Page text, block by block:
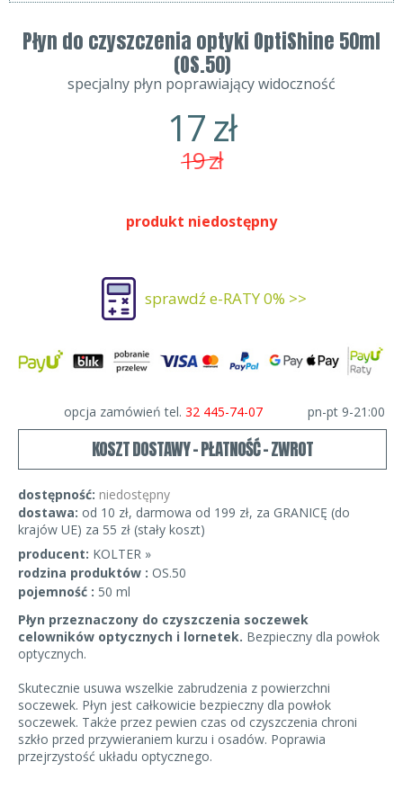
Płyn do czyszczenia optyki OptiShine 50ml
(OS.50)
specjalny płyn poprawiający widoczność
17zł
19zł
produkt niedostępny
sprawdź e-RATY 0% >>
opcja zamówień tel. 32 445-74-07 pn-pt 9-21:00
KOSZT DOSTAWY - PŁATNOŚĆ - ZWROT
dostępność: niedostępny
dostawa: od 10 zł, darmowa od 199 zł, za GRANICĘ (do
krajów UE) za 55 zł (stały koszt)
producent: KOLTER »
rodzina produktów : OS.50
pojemność : 50 ml
Płyn przeznaczony do czyszczenia soczewek
celowników optycznych i lornetek. Bezpieczny dla powłok
optycznych.
Skutecznie usuwa wszelkie zabrudzenia z powierzchni
soczewek. Płyn jest całkowicie bezpieczny dla powłok
soczewek. Także przez pewien czas od czyszczenia chroni
szkło przed przywieraniem kurzu i osadów. Poprawia
przejrzystość układu optycznego.